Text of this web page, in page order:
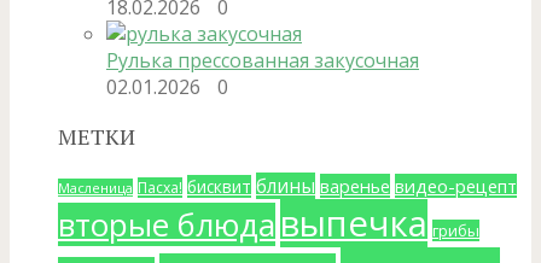
18.02.2026
0
Рулька прессованная закусочная
02.01.2026
0
МЕТКИ
Масленица Пасха! бисквит блины варенье видео-рецепт
вторые блюдавыпечка грибы